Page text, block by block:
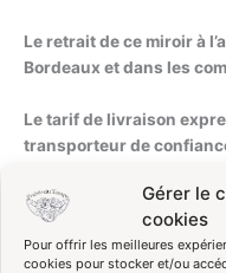
Gérer le
cookies
Pour offrir les meilleures
cookies pour stocker et/ou
Le retrait de ce miroir à
Bordeaux et dans les
Le tarif de livraison
transporteur de
(un aller-retour par
choisir « retrait à
m’écrire afin de